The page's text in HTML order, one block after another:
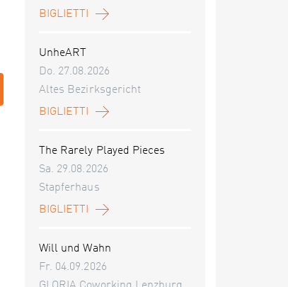
BIGLIETTI
UnheART
Do. 27.08.2026
Altes Bezirksgericht
BIGLIETTI
The Rarely Played Pieces
Sa. 29.08.2026
Stapferhaus
BIGLIETTI
Will und Wahn
Fr. 04.09.2026